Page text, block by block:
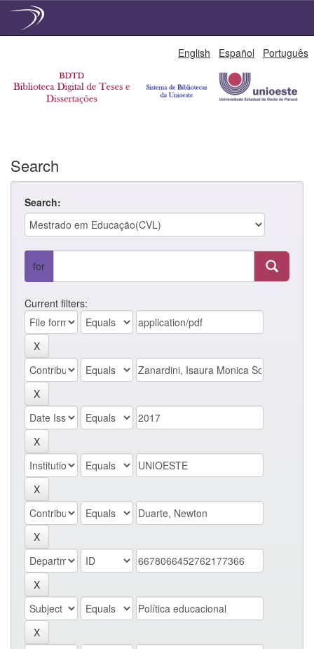
English Español Português
Search
Search:
for
Current filters: